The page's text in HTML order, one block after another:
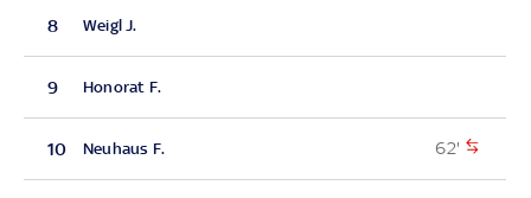
8 Weigl J.
9 Honorat F.
10 Neuhaus F. 62'